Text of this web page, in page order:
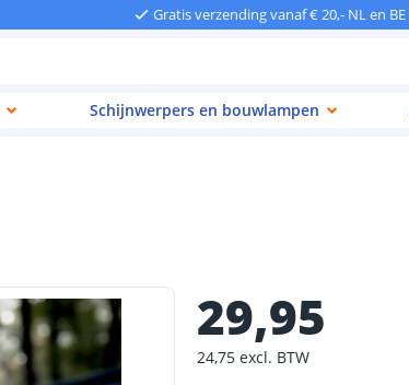
Gratis verzending vanaf € 20,- NL en BE
Schijnwerpers en bouwlampen
29,95
24,75 excl. BTW